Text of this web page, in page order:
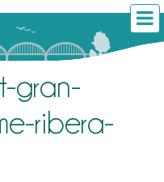
gran-
ribera-